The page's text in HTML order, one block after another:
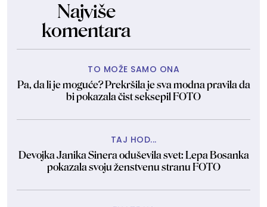
Najviše
komentara
TO MOŽE SAMO ONA
Pa, da li je moguće? Prekršila je sva modna pravila da
bi pokazala čist seksepil FOTO
TAJ HOD...
Devojka Janika Sinera oduševila svet: Lepa Bosanka
pokazala svoju ženstvenu stranu FOTO